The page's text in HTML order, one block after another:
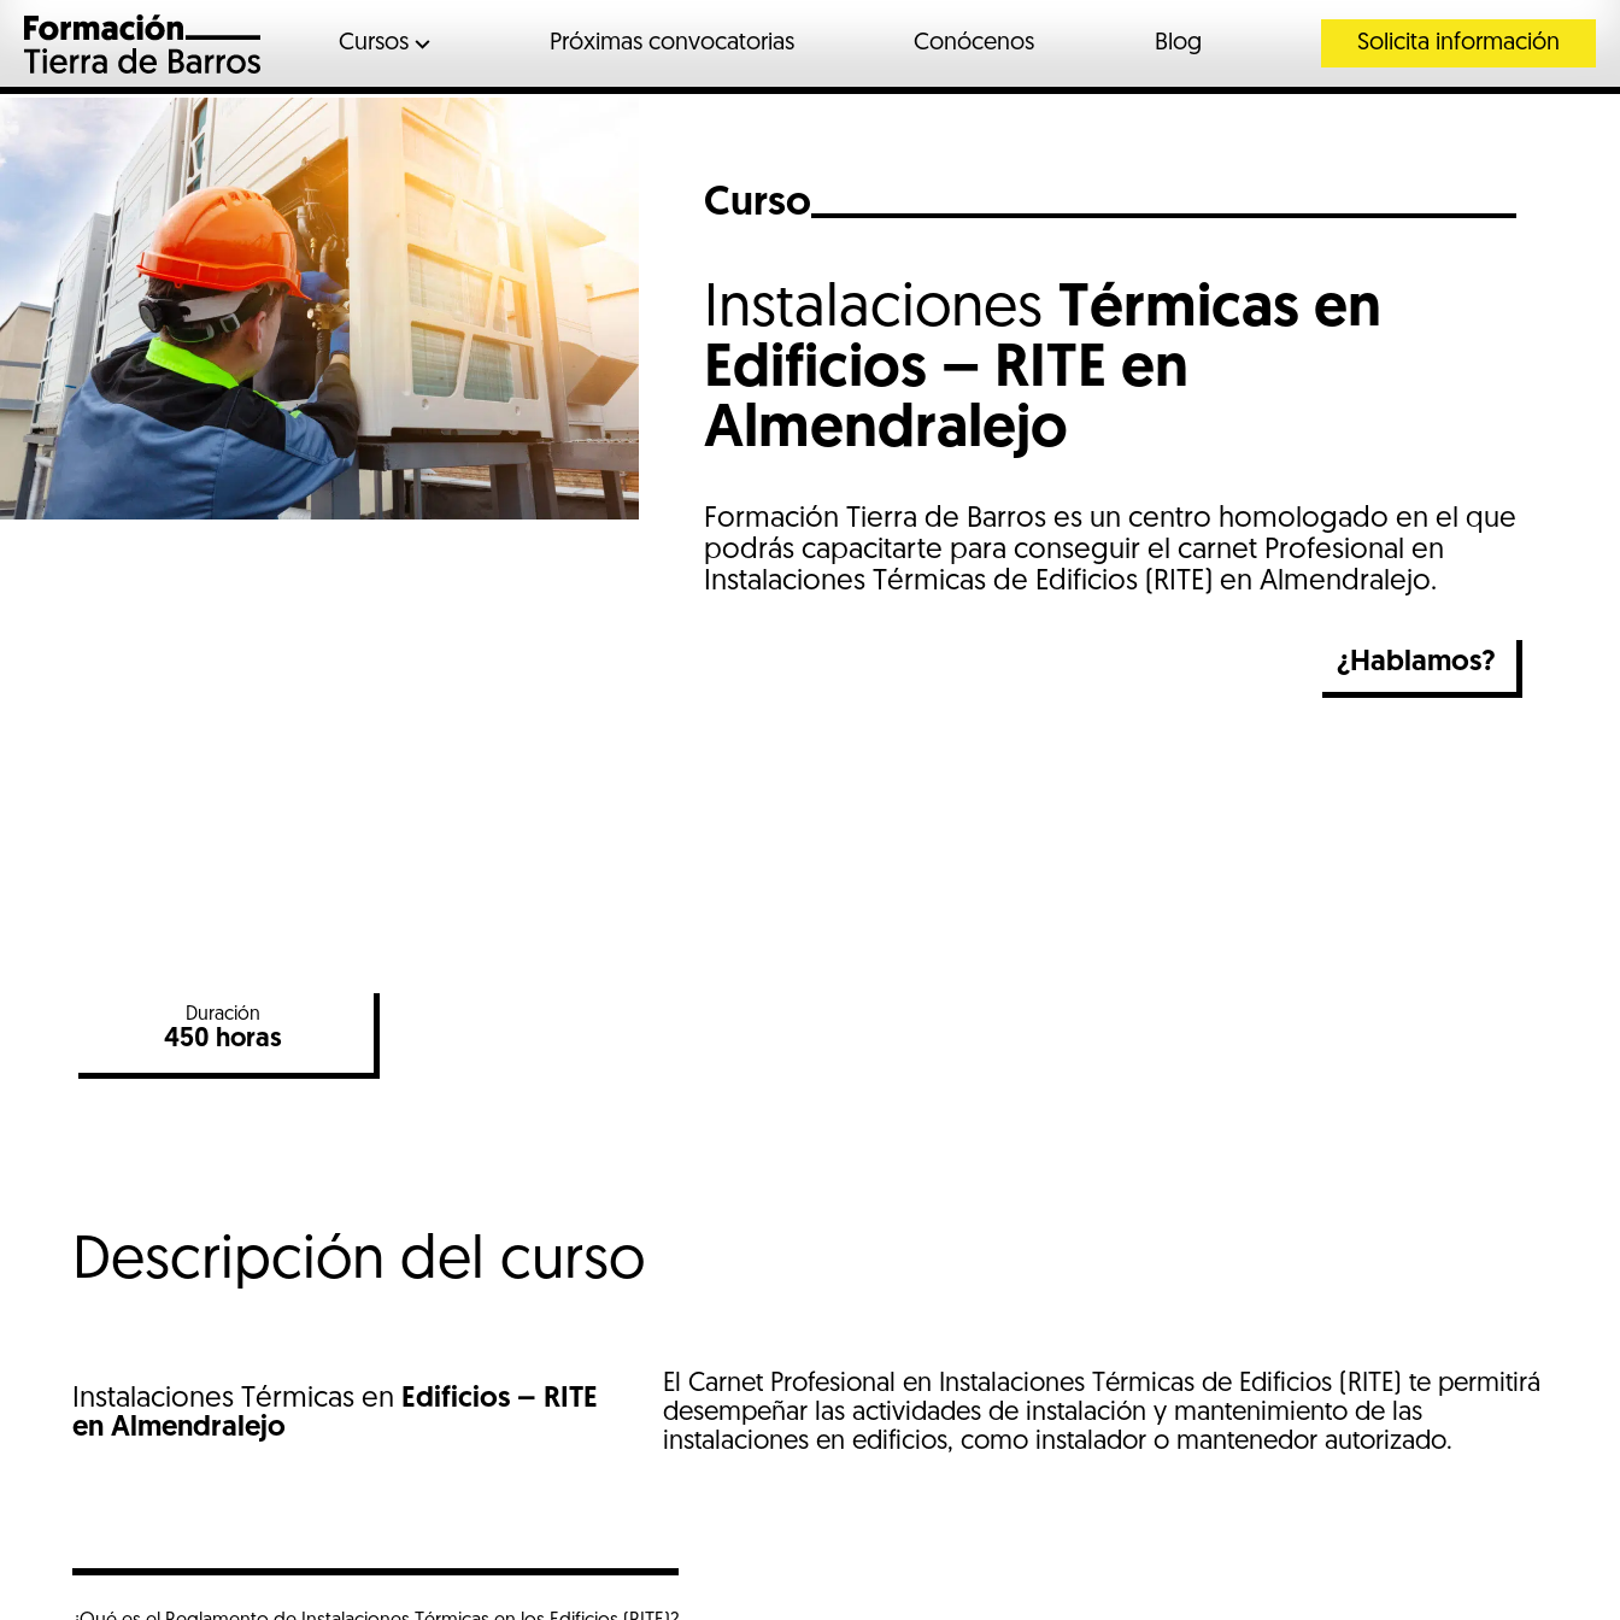
Cursos
Automoción
Gases fluorados
Inglés
Mantenimiento industrial
Sociosanitario
Soldadura
Veterinaria
Próximas convocatorias Conócenos Blog Solicita información
Curso
Instalaciones Térmicas en
Edificios – RITE en
Almendralejo
Formación Tierra de Barros es un centro homologado en el que
podrás capacitarte para conseguir el carnet Profesional en
Instalaciones Térmicas de Edificios (RITE) en Almendralejo.
¿Hablamos?
Duración
450 horas
Descripción del curso
Instalaciones Térmicas en Edificios – RITE
en Almendralejo
El Carnet Profesional en Instalaciones Térmicas de Edificios (RITE) te permitirá
desempeñar las actividades de instalación y mantenimiento de las
instalaciones en edificios, como instalador o mantenedor autorizado.